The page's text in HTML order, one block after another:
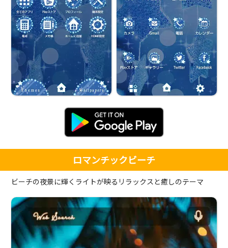
ロマンチックビーチ
ビーチの夜景に輝くライトが映るリラックスと癒しのテーマ